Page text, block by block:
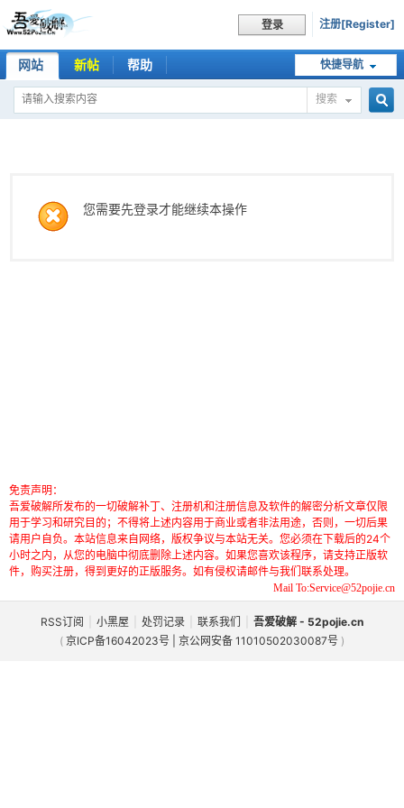
登录 注册[Register]
快捷导航
网站 新帖 帮助
搜索
您需要先登录才能继续本操作
免责声明：
吾爱破解所发布的一切破解补丁、注册机和注册信息及软件的解密分析文章仅限
用于学习和研究目的；不得将上述内容用于商业或者非法用途，否则，一切后果
请用户自负。本站信息来自网络，版权争议与本站无关。您必须在下载后的24个
小时之内，从您的电脑中彻底删除上述内容。如果您喜欢该程序，请支持正版软
件，购买注册，得到更好的正版服务。如有侵权请邮件与我们联系处理。
Mail To:Service@52pojie.cn
RSS订阅 小黑屋 处罚记录 联系我们
吾爱破解 - 52pojie.cn
( 京ICP备16042023号 | 京公网安备 11010502030087号 )